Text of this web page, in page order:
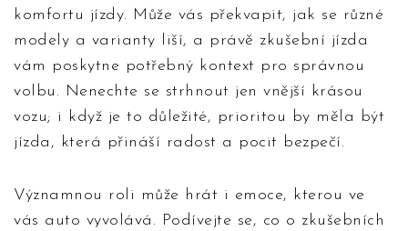
komfortu jízdy. Může vás překvapit, jak se různé
modely a varianty liší, a právě zkušební jízda
vám poskytne potřebný kontext pro správnou
volbu. Nenechte se strhnout jen vnější krásou
vozu; i když je to důležité, prioritou by měla být
jízda, která přináší radost a pocit bezpečí.
Významnou roli může hrát i emoce, kterou ve
vás auto vyvolává. Podívejte se, co o zkušebních